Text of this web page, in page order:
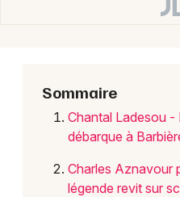
26 - Drôme
Choisir mes départements
Sommaire
Chantal Ladesou -
débarque à
Charles Aznavour
légende revit sur